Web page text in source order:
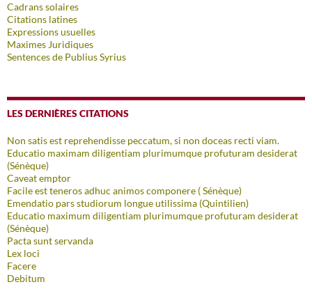
Cadrans solaires
Citations latines
Expressions usuelles
Maximes Juridiques
Sentences de Publius Syrius
LES DERNIÈRES CITATIONS
Non satis est reprehendisse peccatum, si non doceas recti viam.
Educatio maximam diligentiam plurimumque profuturam desiderat
(Sénèque)
Caveat emptor
Facile est teneros adhuc animos componere ( Sénèque)
Emendatio pars studiorum longue utilissima (Quintilien)
Educatio maximum diligentiam plurimumque profuturam desiderat
(Sénèque)
Pacta sunt servanda
Lex loci
Facere
Debitum